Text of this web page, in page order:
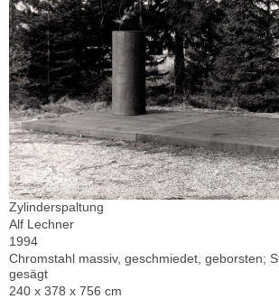
Zylinderspaltung
Alf Lechner
1994
Chromstahl massiv, geschmiedet, geborsten;
gesägt
240 x 378 x 756 cm